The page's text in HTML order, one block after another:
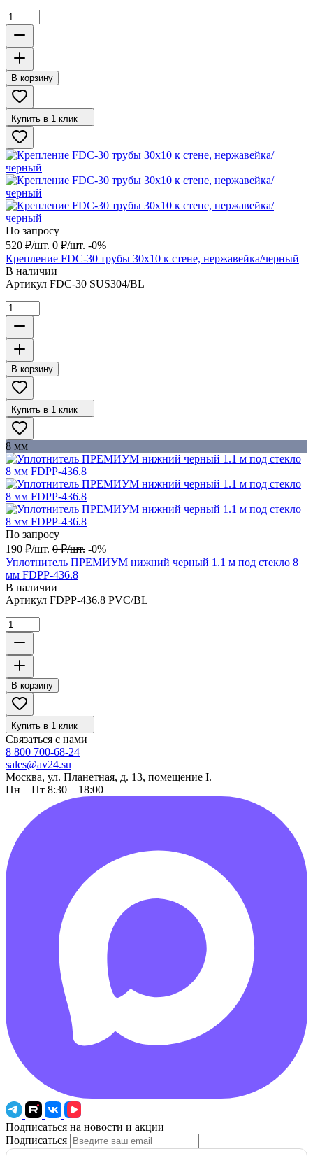
В корзину
Купить в 1 клик
По запросу
520 ₽/шт. 0 ₽/шт. -0%
Крепление FDC-30 трубы 30х10 к стене, нержавейка/черный
В наличии
Артикул FDC-30 SUS304/BL
В корзину
Купить в 1 клик
8 мм
По запросу
190 ₽/шт. 0 ₽/шт. -0%
Уплотнитель ПРЕМИУМ нижний черный 1.1 м под стекло 8
мм FDPP-436.8
В наличии
Артикул FDPP-436.8 PVC/BL
В корзину
Купить в 1 клик
Связаться с нами
8 800 700-68-24
sales@av24.su
Москва, ул. Планетная, д. 13, помещение I.
Пн—Пт 8:30 – 18:00
Подписаться на новости и акции
Подписаться